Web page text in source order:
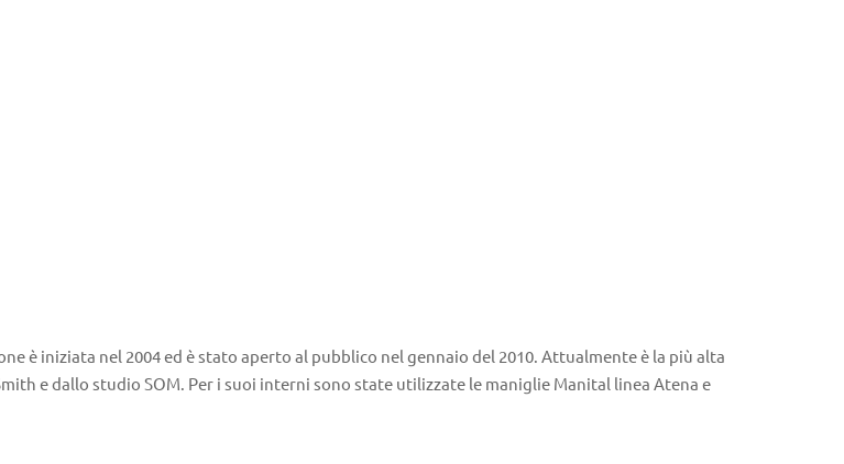
è iniziata nel 2004 ed è stato aperto al pubblico nel gennaio del 2010. Attualmente è la più alta
e dallo studio SOM. Per i suoi interni sono state utilizzate le maniglie Manital linea Atena e